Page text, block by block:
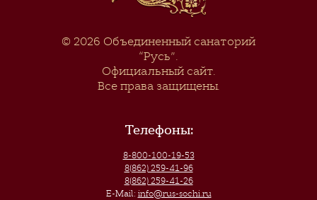
© 2026 Объединенный санаторий
“Русь”.
Официальный сайт.
Все права защищены.
Телефоны:
8-800-100-19-53
8(862) 259-41-96
8(862) 259-41-26
E-Mail: info@rus-sochi.ru